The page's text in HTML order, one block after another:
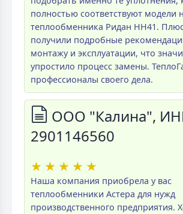
полностью соответствуют модели
теплообменника Ридан НН41.
получили подробные
монтажу и эксплуатации, что
упростило процесс замены.
профессионалы своего дела.
ООО "Калина",
2901146560
★ ★ ★ ★ ★
Наша компания приобрела у вас
теплообменники Астера для нужд
производственного предприятия.